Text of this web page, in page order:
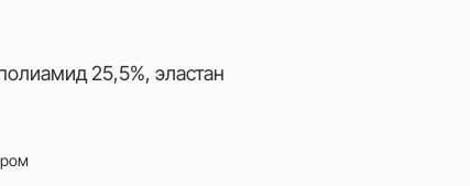
25,5%, эластан